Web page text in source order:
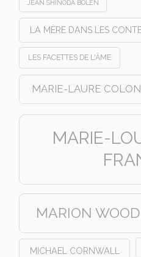
JEAN SHINODA BOLEN
LA MÈRE DANS LES
LES FACETTES DE L'ÂME
MARIE-LAURE
MARIE-
MARION
MICHAEL CORNWALL